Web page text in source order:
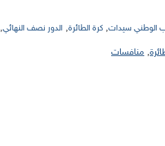
الوطني سيدات, كرة الطائرة, الدور نصف النهائي,
, منافسات